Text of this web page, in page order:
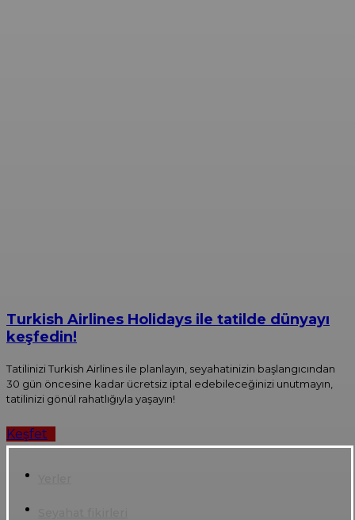
Turkish Airlines Holidays ile tatilde dünyayı
keşfedin!
Tatilinizi Turkish Airlines ile planlayın, seyahatinizin başlangıcından
30 gün öncesine kadar ücretsiz iptal edebileceğinizi unutmayın,
tatilinizi gönül rahatlığıyla yaşayın!
Keşfet